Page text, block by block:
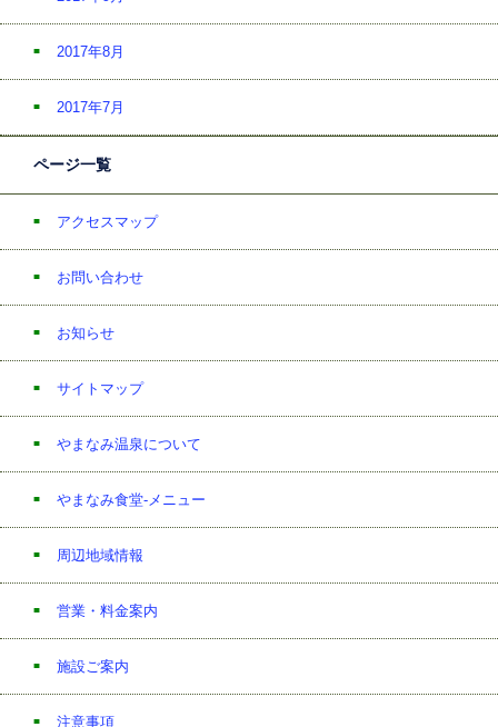
2017年8月
2017年7月
ページ一覧
アクセスマップ
お問い合わせ
お知らせ
サイトマップ
やまなみ温泉について
やまなみ食堂-メニュー
周辺地域情報
営業・料金案内
施設ご案内
注意事項